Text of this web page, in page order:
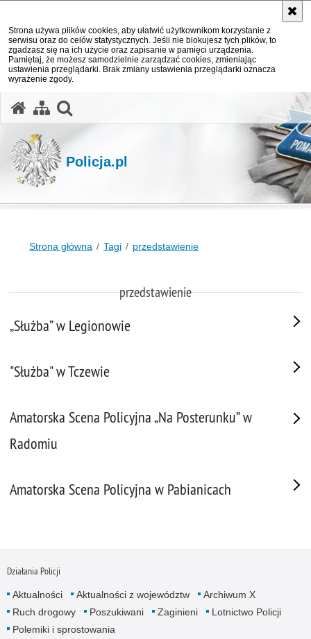
Strona używa plików cookies, aby ułatwić użytkownikom korzystanie z
serwisu oraz do celów statystycznych. Jeśli nie blokujesz tych plików, to
zgadzasz się na ich użycie oraz zapisanie w pamięci urządzenia.
Pamiętaj, że możesz samodzielnie zarządzać cookies, zmieniając
ustawienia przeglądarki. Brak zmiany ustawienia przeglądarki oznacza
wyrażenie zgody.
Policja.pl
Strona główna Tagi przedstawienie
przedstawienie
„Służba” w Legionowie
"Służba" w Tczewie
Amatorska Scena Policyjna „Na Posterunku” w
Radomiu
Amatorska Scena Policyjna w Pabianicach
Działania Policji
Aktualności Aktualności z województw
Archiwum X
Ruch drogowy
Poszukiwani Zaginieni
Lotnictwo Policji
Polemiki i sprostowania